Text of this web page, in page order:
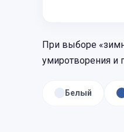
При выборе
умиротворения и
Белый